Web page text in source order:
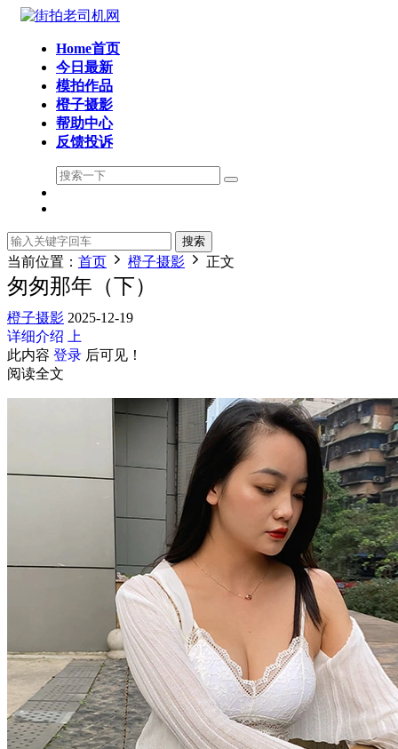
Home首页
今日最新
模拍作品
橙子摄影
帮助中心
反馈投诉
搜索
当前位置： 首页 橙子摄影 正文
匆匆那年（下）
橙子摄影 2025-12-19
详细介绍
上
此内容 登录 后可见！
阅读全文